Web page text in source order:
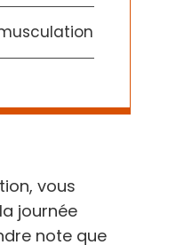
vous
journée
note que